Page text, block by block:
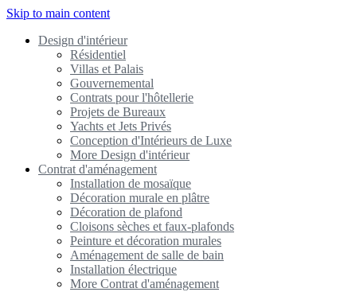
Skip to main content
Design d'intérieur
Résidentiel
Villas et Palais
Gouvernemental
Contrats pour l'hôtellerie
Projets de Bureaux
Yachts et Jets Privés
Conception d'Intérieurs de Luxe
More Design d'intérieur
Contrat d'aménagement
Installation de mosaïque
Décoration murale en plâtre
Décoration de plafond
Cloisons sèches et faux-plafonds
Peinture et décoration murales
Aménagement de salle de bain
Installation électrique
More Contrat d'aménagement